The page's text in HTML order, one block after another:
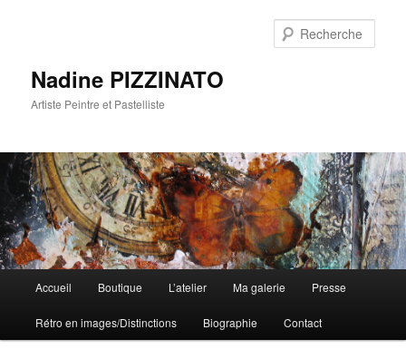
Nadine PIZZINATO
Artiste Peintre et Pastelliste
principal
Aller
au
Aller
au
Accueil Boutique L’atelier Ma galerie Presse
Rétro en images/Distinctions Biographie Contact